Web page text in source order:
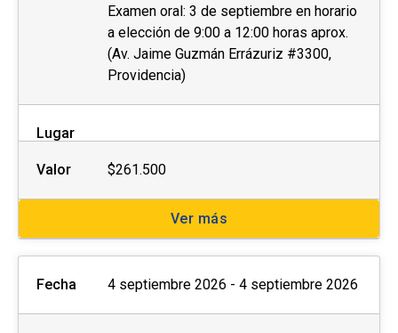
Examen oral: 3 de septiembre en horario
a elección de 9:00 a 12:00 horas aprox.
(Av. Jaime Guzmán Errázuriz #3300,
Providencia)
Lugar
Valor $261.500
Ver más
Fecha 4 septiembre 2026 - 4 septiembre 2026